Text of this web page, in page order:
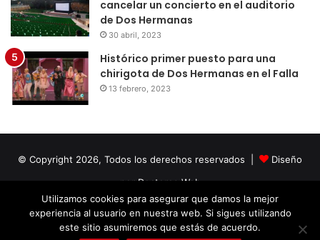
cancelar un concierto en el auditorio
de Dos Hermanas
30 abril, 2023
Histórico primer puesto para una
chirigota de Dos Hermanas en el Falla
13 febrero, 2023
© Copyright 2026, Todos los derechos reservados |
Diseño
por Doctores Web
Facebook
TwitterLinkedInYouTubeInstagram
Utilizamos cookies para asegurar que damos la mejor
experiencia al usuario en nuestra web. Si sigues utilizando
este sitio asumiremos que estás de acuerdo.